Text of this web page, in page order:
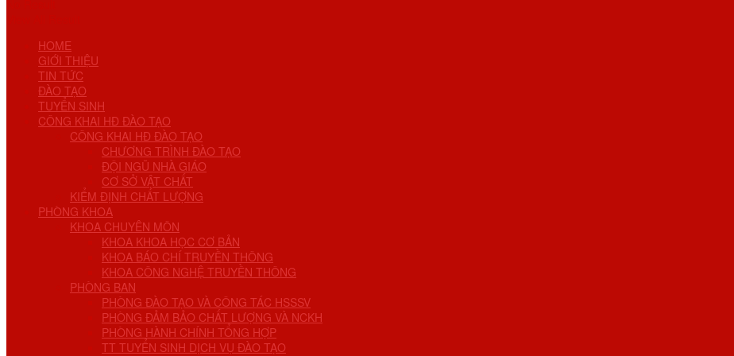
HOME
GIỚI THIỆU
TIN TỨC
ĐÀO TẠO
TUYỂN SINH
CÔNG KHAI HĐ ĐÀO TẠO
CÔNG KHAI HĐ ĐÀO TẠO
CHƯƠNG TRÌNH ĐÀO TẠO
ĐỘI NGŨ NHÀ GIÁO
CƠ SỞ VẬT CHẤT
KIỂM ĐỊNH CHẤT LƯỢNG
PHÒNG KHOA
KHOA CHUYÊN MÔN
KHOA KHOA HỌC CƠ BẢN
KHOA BÁO CHÍ TRUYỀN THÔNG
KHOA CÔNG NGHỆ TRUYỀN THÔNG
PHÒNG BAN
PHÒNG ĐÀO TẠO VÀ CÔNG TÁC HSSSV
PHÒNG ĐẢM BẢO CHẤT LƯỢNG VÀ NCKH
PHÒNG HÀNH CHÍNH TỔNG HỢP
TT TUYỂN SINH DỊCH VỤ ĐÀO TẠO